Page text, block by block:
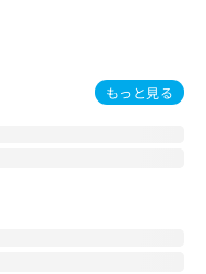
もっと見る